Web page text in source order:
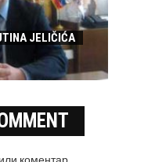
JELIČIĆA
коментар,